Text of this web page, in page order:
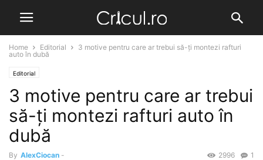
Home Editorial
3 motive pentru care ar trebui să-ți montezi rafturi
auto în dubă
Editorial
3 motive pentru care ar trebui
să-ți montezi rafturi auto în
dubă
By AlexCiocan - 1
2996